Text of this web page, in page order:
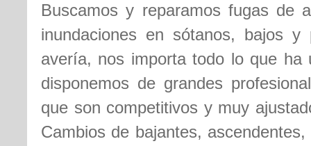
Buscamos y reparamos fugas de
inundaciones en sótanos, bajos
avería, nos importa todo lo que
disponemos de grandes
que son competitivos y muy
Cambios de bajantes,